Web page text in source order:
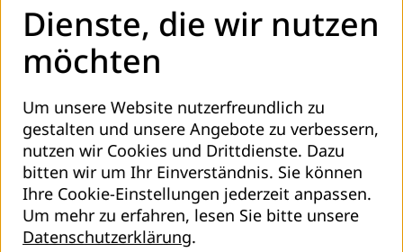
Dienste, die wir nutzen
möchten
Um unsere Website nutzerfreundlich zu
gestalten und unsere Angebote zu verbessern,
nutzen wir Cookies und Drittdienste. Dazu
bitten wir um Ihr Einverständnis. Sie können
Ihre Cookie-Einstellungen jederzeit anpassen.
Um mehr zu erfahren, lesen Sie bitte unsere
Datenschutzerklärung.